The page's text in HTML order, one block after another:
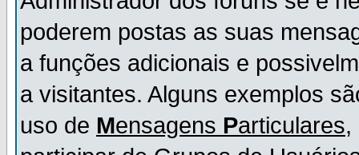
poderem postas as suas
a funções adicionais e
a visitantes. Alguns exemplos
uso de Mensagens Particulares,